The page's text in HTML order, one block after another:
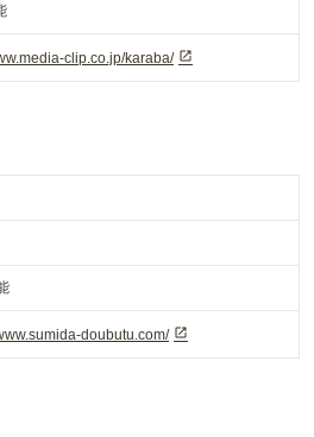
clip.co.jp/karaba/
doubutu.com/